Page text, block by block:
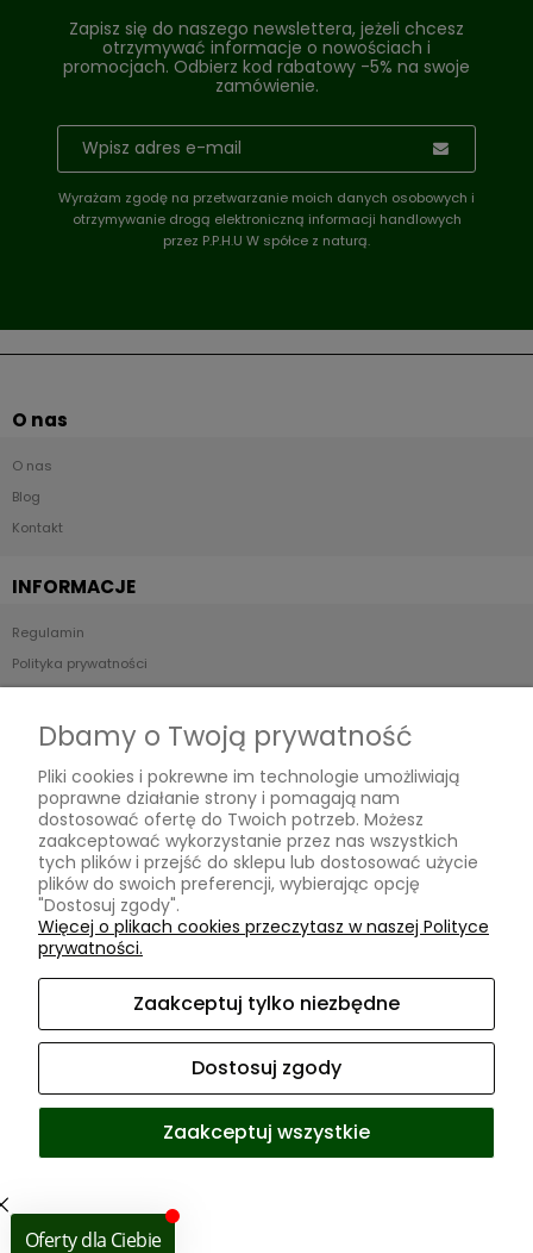
Zapisz się do naszego newslettera, jeżeli chcesz
otrzymywać informacje o nowościach i
promocjach. Odbierz kod rabatowy -5% na swoje
zamówienie.
Wyrażam zgodę na przetwarzanie moich danych osobowych i
otrzymywanie drogą elektroniczną informacji handlowych
przez P.P.H.U W spółce z naturą.
O nas
O nas
Blog
Kontakt
INFORMACJE
Regulamin
Polityka prywatności
Odstąp od umowy tutaj
PŁATNOŚCI I DOSTAWA
Formy płatności
Czas i koszty dostawy
Moje konto
Przechowalnia
Sklep internetowy Shoper Premium
Dbamy o Twoją prywatność
Pliki cookies i pokrewne im technologie umożliwiają
poprawne działanie strony i pomagają nam
dostosować ofertę do Twoich potrzeb. Możesz
zaakceptować wykorzystanie przez nas wszystkich
tych plików i przejść do sklepu lub dostosować użycie
plików do swoich preferencji, wybierając opcję
"Dostosuj zgody".
Więcej o plikach cookies przeczytasz w naszej Polityce
prywatności.
Zaakceptuj tylko niezbędne
Dostosuj zgody
Zaakceptuj wszystkie